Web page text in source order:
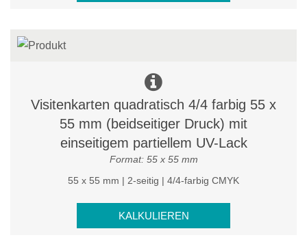
Visitenkarten quadratisch 4/4 farbig 55 x
55 mm (beidseitiger Druck) mit
einseitigem partiellem UV-Lack
Format: 55 x 55 mm
55 x 55 mm | 2-seitig | 4/4-farbig CMYK
KALKULIEREN